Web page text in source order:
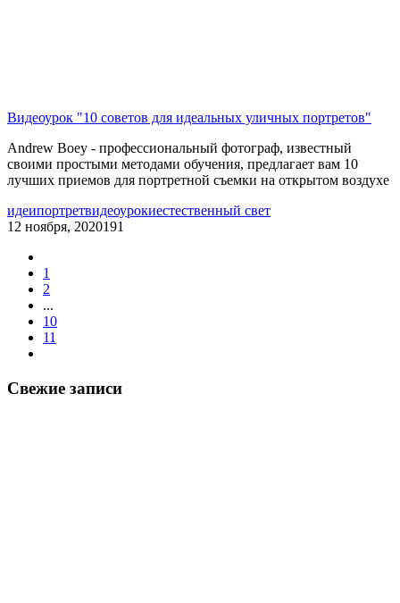
Видеоурок "10 советов для идеальных уличных портретов"
Andrew Boey - профессиональный фотограф, известный
своими простыми методами обучения, предлагает вам 10
лучших приемов для портретной съемки на открытом воздухе
идеипортретвидеоурокиестественный свет
12 ноября, 2020191
1
2
...
10
11
Свежие записи